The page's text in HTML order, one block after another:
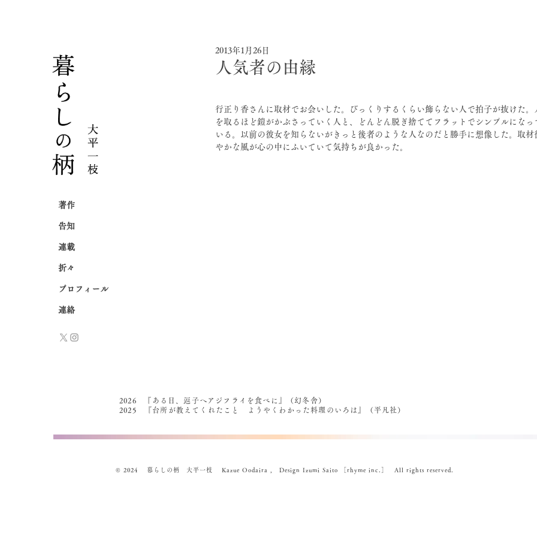
人気者の由縁
2013年1月26日
行正り香さんに取材でお会いした。びっくりするくらい飾らない人で拍子が抜けた。
を取るほど鎧がかぶさっていく人と、どんどん脱ぎ捨ててフラットでシンプルになっ
いる。以前の彼女を知らないがきっと後者のような人なのだと勝手に想像した。取材
やかな風が心の中にふいていて気持ちが良かった。
著作
告知
連載
折々
プロフィール
連絡
2026 『ある日、逗子へアジフライを食べに』（幻冬舎）
2025 『台所が教えてくれたこと ようやくわかった料理のいろは』（平凡社）
© 2024 暮らしの柄 大平一枝 Kazue Oodaira , Design Izumi Saito ［rhyme inc.］ All rights reserved.